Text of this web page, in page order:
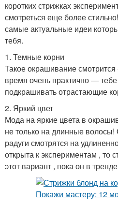
коротких стрижках
смотреться еще более
самые актуальные идеи
тебя.
1. Темные корни
Такое окрашивание смотрится
время очень практично —
подкрашивать отрастающие
2. Яркий цвет
Мода на яркие цвета в
не только на длинные волосы!
радуги смотрятся на
открыта к экспериментам , то
этот вариант , пока он в